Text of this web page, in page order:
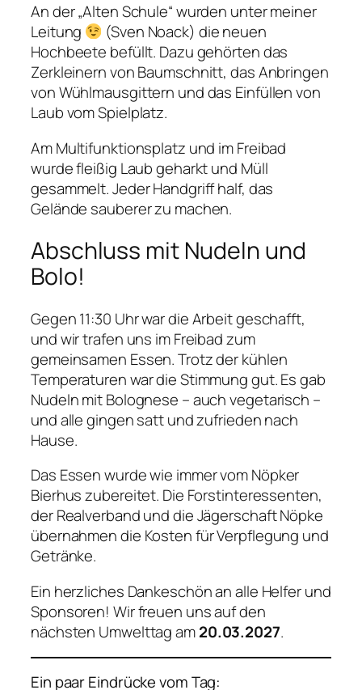
An der „Alten Schule“ wurden unter meiner
Leitung
(Sven Noack) die neuen
Hochbeete befüllt. Dazu gehörten das
Zerkleinern von Baumschnitt, das Anbringen
von Wühlmausgittern und das Einfüllen von
Laub vom Spielplatz.
Am Multifunktionsplatz und im Freibad
wurde fleißig Laub geharkt und Müll
gesammelt. Jeder Handgriff half, das
Gelände sauberer zu machen.
Abschluss mit Nudeln und
Bolo!
Gegen 11:30 Uhr war die Arbeit geschafft,
und wir trafen uns im Freibad zum
gemeinsamen Essen. Trotz der kühlen
Temperaturen war die Stimmung gut. Es gab
Nudeln mit Bolognese – auch vegetarisch –
und alle gingen satt und zufrieden nach
Hause.
Das Essen wurde wie immer vom Nöpker
Bierhus zubereitet. Die Forstinteressenten,
der Realverband und die Jägerschaft Nöpke
übernahmen die Kosten für Verpflegung und
Getränke.
Ein herzliches Dankeschön an alle Helfer und
Sponsoren! Wir freuen uns auf den
nächsten Umwelttag am20.03.2027.
Ein paar Eindrücke vom Tag: